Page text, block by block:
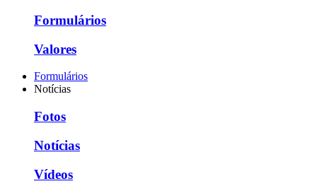
Formulários
Valores
Formulários
Notícias
Fotos
Notícias
Vídeos